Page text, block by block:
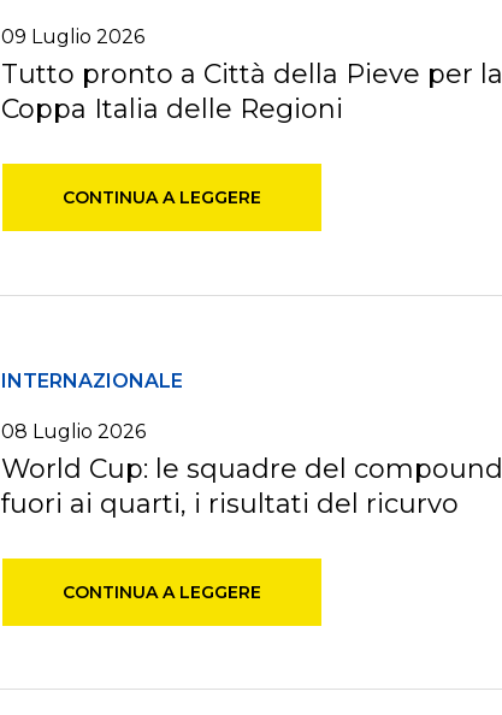
09 Luglio 2026
Tutto pronto a Città della Pieve per la
Coppa Italia delle Regioni
CONTINUA A LEGGERE
INTERNAZIONALE
08 Luglio 2026
World Cup: le squadre del compound
fuori ai quarti, i risultati del ricurvo
CONTINUA A LEGGERE